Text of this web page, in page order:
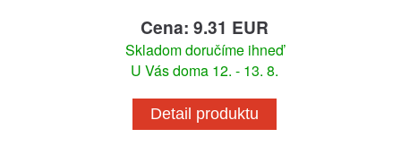
Cena: 9.31 EUR
Skladom doručíme ihneď
U Vás doma 12. - 13. 8.
Detail produktu